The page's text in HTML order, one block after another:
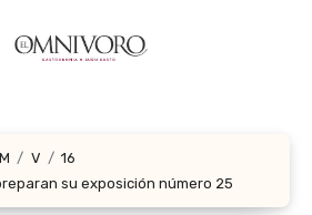
V
16
su exposición número 25